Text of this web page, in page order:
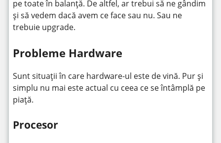
pe toate în balanță. De altfel, ar trebui să ne gândim
și să vedem dacă avem ce face sau nu. Sau ne
trebuie upgrade.
Probleme Hardware
Sunt situații în care hardware-ul este de vină. Pur și
simplu nu mai este actual cu ceea ce se întâmplă pe
piață.
Procesor